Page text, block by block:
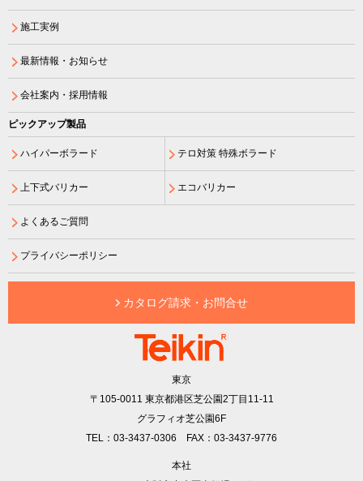
施工実例
最新情報・お知らせ
会社案内・採用情報
ピックアップ製品
ハイパーボラード テロ対策 特殊ボラード
上下式バリカー エコバリカー
よくあるご質問
プライバシーポリシー
カタログ請求・お問合せ
東京
〒105-0011 東京都港区芝公園2丁目11-11
グラフィオ芝公園6F
TEL：03-3437-0306 FAX：03-3437-9776
本社